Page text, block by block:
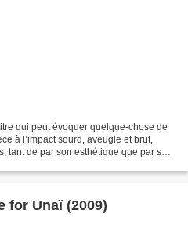
qui peut évoquer quelque-chose de
à l’impact sourd, aveugle et brut,
tant de par son esthétique que par son
for Unaï (2009)